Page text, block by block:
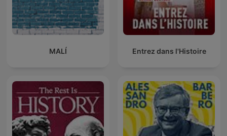
MALÍ Entrez dans l'Histoire